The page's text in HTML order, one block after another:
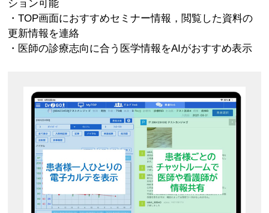
ション可能
・TOP画面におすすめセミナー情報，閲覧した資料の
更新情報を連絡
・医師の診療志向に合う医学情報をAIがおすすめ表示